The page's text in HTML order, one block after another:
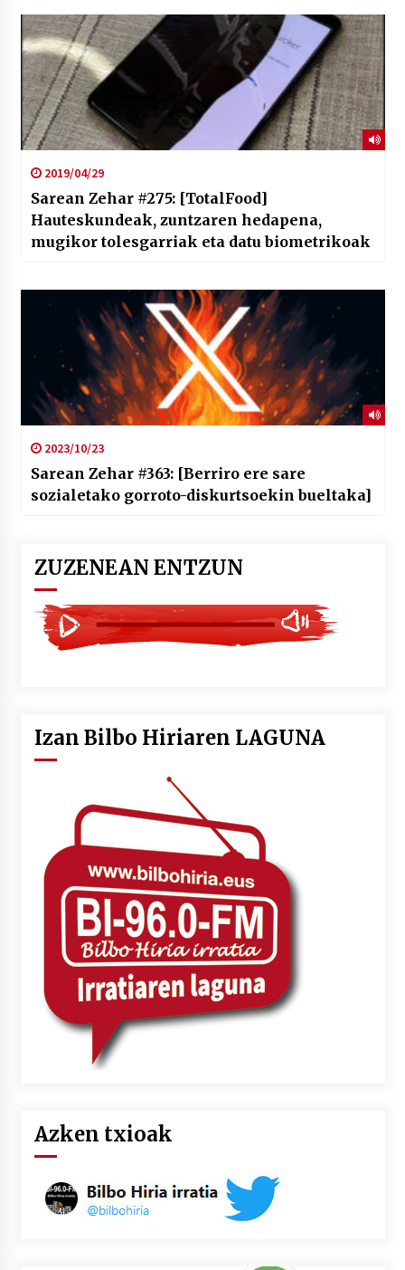
betaurrekoetan]
2019/04/29
Sarean Zehar #275: [TotalFood]
Hauteskundeak, zuntzaren hedapena,
mugikor tolesgarriak eta datu biometrikoak
2023/10/23
Sarean Zehar #363: [Berriro ere sare
sozialetako gorroto-diskurtsoekin bueltaka]
ZUZENEAN ENTZUN
Izan Bilbo Hiriaren LAGUNA
Azken txioak